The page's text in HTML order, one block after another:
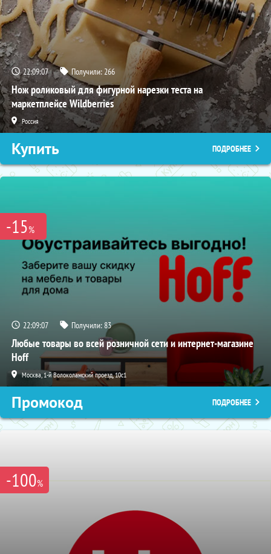
22:09:05 Получили:266
Нож роликовый для фигурной нарезки теста на
маркетплейсе Wildberries
Россия
Купить ПОДРОБНЕЕ
-15%
22:09:05 Получили:83
Любые товары во всей розничной сети и интернет-магазине
Hoff
Москва, 1-й Волоколамский проезд, 10с1
Промокод ПОДРОБНЕЕ
-100%